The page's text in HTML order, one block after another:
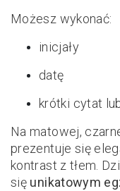
Możesz wykonać:
inicjały
datę
krótki cytat
Na matowej,
prezentuje się
kontrast z tłem.
się unikatowym